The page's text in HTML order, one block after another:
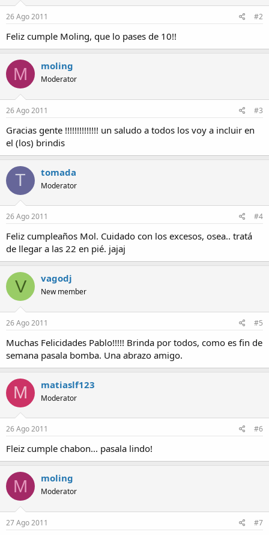
26 Ago 2011 #2
Feliz cumple Moling, que lo pases de 10!!
M moling
Moderator
26 Ago 2011 #3
Gracias gente !!!!!!!!!!!!!! un saludo a todos los voy a incluir en
el (los) brindis
T tomada
Moderator
26 Ago 2011 #4
Feliz cumpleaños Mol. Cuidado con los excesos, osea.. tratá
de llegar a las 22 en pié. jajaj
V vagodj
New member
26 Ago 2011 #5
Muchas Felicidades Pablo!!!!! Brinda por todos, como es fin de
semana pasala bomba. Una abrazo amigo.
M matiaslf123
Moderator
26 Ago 2011 #6
Fleiz cumple chabon... pasala lindo!
M moling
Moderator
27 Ago 2011 #7